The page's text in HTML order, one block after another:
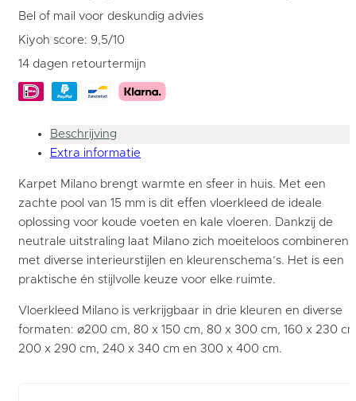
cm
Bel of mail voor deskundig advies
Kiyoh score: 9,5/10
14 dagen retourtermijn
Beschrijving
Extra informatie
Karpet Milano brengt warmte en sfeer in huis. Met een
zachte pool van 15 mm is dit effen vloerkleed de ideale
oplossing voor koude voeten en kale vloeren. Dankzij de
neutrale uitstraling laat Milano zich moeiteloos combineren
met diverse interieurstijlen en kleurenschema’s. Het is een
praktische én stijlvolle keuze voor elke ruimte.
Vloerkleed Milano is verkrijgbaar in drie kleuren en diverse
formaten: ø200 cm, 80 x 150 cm, 80 x 300 cm, 160 x 230
200 x 290 cm, 240 x 340 cm en 300 x 400 cm.